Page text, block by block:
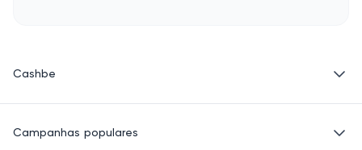
Cashbe
Termos de Uso
Campanhas populares